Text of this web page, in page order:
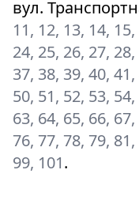
вул.
11, 12, 13, 14,
24, 25, 26, 27,
37, 38, 39, 40,
50, 51, 52, 53,
63, 64, 65, 66,
76, 77, 78, 79,
99, 101.